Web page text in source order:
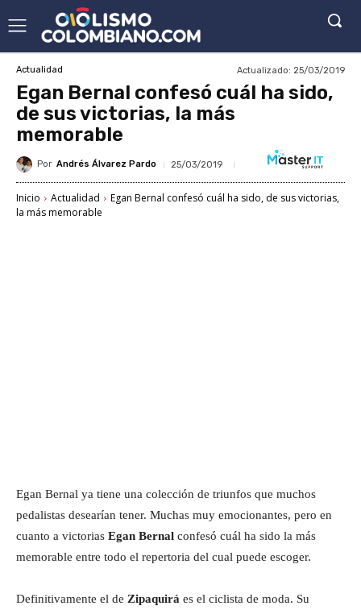
Actualidad Actualizado: 25/03/2019
Egan Bernal confesó cuál ha sido,
de sus victorias, la más
memorable
Por Andrés Álvarez Pardo 25/03/2019
Inicio Actualidad
Egan Bernal confesó cuál ha sido, de sus victorias,
la más memorable
Egan Bernal ya tiene una colección de triunfos que muchos
pedalistas desearían tener. Muchas muy emocionantes, pero en
cuanto a victorias Egan Bernal confesó cuál ha sido la más
memorable entre todo el repertoria del cual puede escoger.
Definitivamente el de Zipaquirá es el ciclista de moda. Su